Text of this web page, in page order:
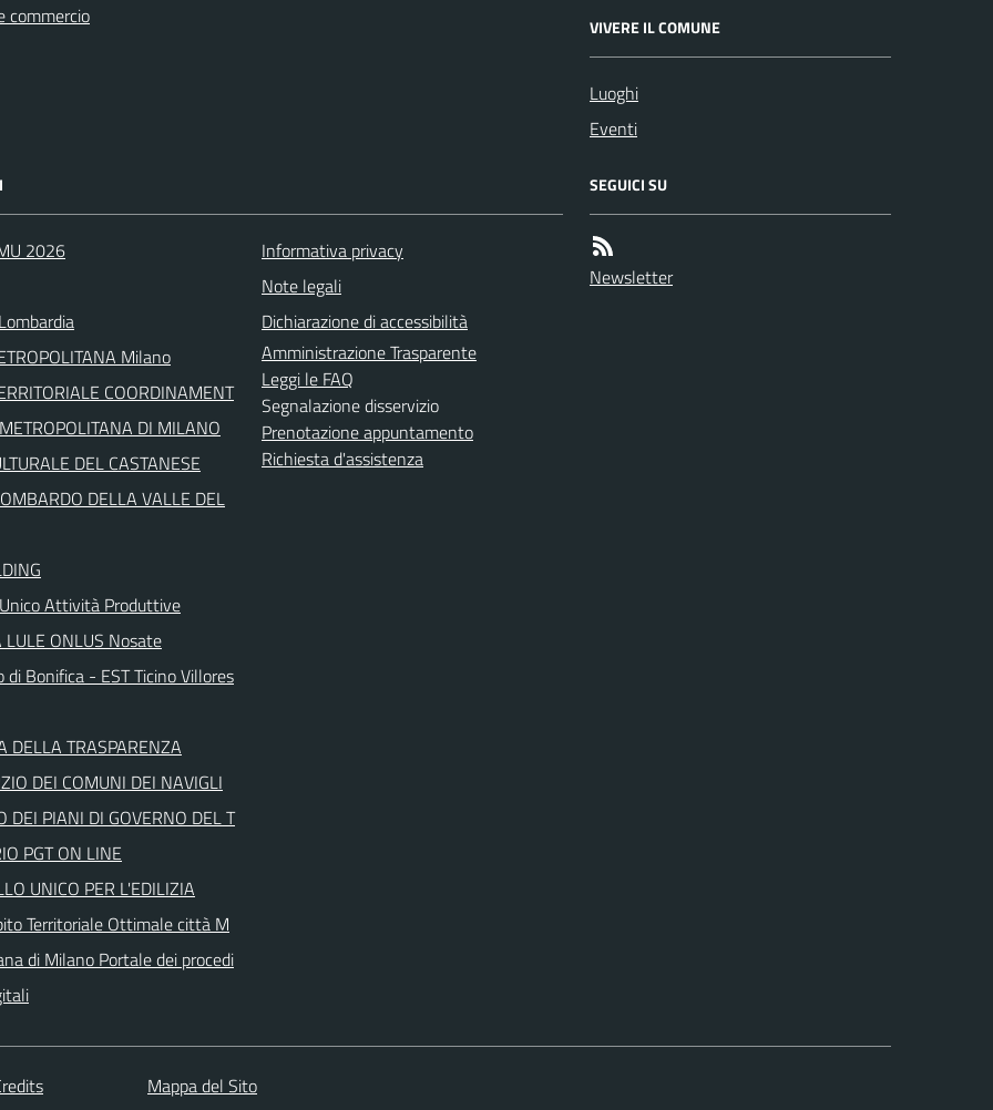
commercio
VIVERE IL COMUNE
Luoghi
Eventi
2026
Milano
COORDINAMENT
DI MILANO
DEL CASTANESE
DELLA VALLE DEL
Attività Produttive
LULE ONLUS Nosate
di Bonifica - EST Ticino Villores
DELLA TRASPARENZA
DEI COMUNI DEI NAVIGLI
DEI PIANI DI GOVERNO DEL T
PGT ON LINE
UNICO PER L'EDILIZIA
Territoriale Ottimale città M
di Milano Portale dei procedi
Informativa privacy
Note legali
Dichiarazione di accessibilità
Amministrazione Trasparente
Leggi le FAQ
Segnalazione disservizio
Prenotazione appuntamento
Richiesta d'assistenza
SEGUICI SU
Newsletter
Mappa del Sito